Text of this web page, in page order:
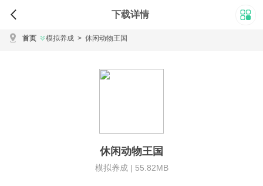
下载详情
首页 模拟养成 > 休闲动物王国
休闲动物王国
模拟养成 | 55.82MB